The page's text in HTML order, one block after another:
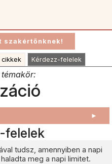
cikkek Kérdezz-felelek
►
felelek
tudsz, amennyiben a napi
meg a napi limitet.